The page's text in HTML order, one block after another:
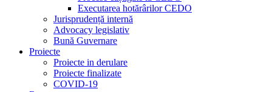
Executarea hotărârilor CEDO
Jurisprudență internă
Advocacy legislativ
Bună Guvernare
Proiecte
Proiecte in derulare
Proiecte finalizate
COVID-19